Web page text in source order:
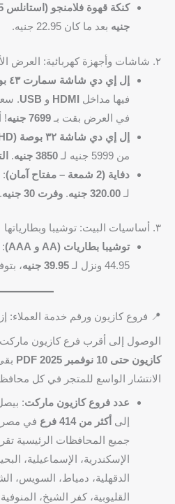
كنكة قهوة فلامنجو (استانلس 0.75 لتر)
جنيه بعد ما كان 22.95 جنيه.
٢. شاشات وأجهزة كهربائية: العرض الأقوى!
إل إي دي شاشة سمارت ٤٣ بوصة (Full HD)
فيها مداخل HDMI و USB
في العرض بقت بـ 7699 جنيه !
إل إي دي شاشة ٣٢ بوصة (HD)
من 5999 جنيه لـ
3850 جنيه .
دفاية (2 شمعة – مفتاح آمان)
لـ 320.00 جنيه . وفرت 30 جنيه .
٣. أساسيات البيت: توشيبا وبطارياتها
توشيبا بطاريات (AA و AAA)
44.95 ونزل لـ
39.95 جنيه ،
📍 فروع كازيون ورقم خدمة
الوصول إلى أقرب فرع كازيون
كازيون حتى 10 نوفمبر 2025 PDF
الانتشار الواسع للمتجر في كل
عدد فروع كازيون ماركت:
إلى أكثر من 414 فرع
في
جميع المحافظات الرئيسية
الإسكندرية، الإسماعيلية،
الدقهلية، دمياط، السويس،
القليوبية، كفر الشيخ،